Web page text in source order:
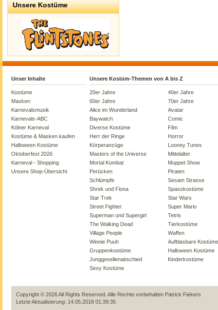
Unsere Kostüme
Unser Inhalte
Kostüme
Masken
Karnevalsmusik
Karnevals-ABC
Kölner Karneval
Kostüme & Masken kaufen
Halloween Kostüme
Oktoberfest 2026
Karneval - Shopping
Unsere Shop-Übersicht
Unsere Kostüm-Themen von A bis Z
20er Jahre
40er Jahre
60er Jahre
70er Jahre
Alice im Wunderland
Avatar
Baywatch
Comic
Diverse Kostüme
Film
Herr der Ringe
Horror
Körperanzüge
Looney Tunes
Masters of the Universe
Mittelalter
Mortal Kombat
Muppet Show
Perücken
Piraten
Schlümpfe
Sesam Strasse
Shrek und Fiona
Spasskostüme
Star Trek
Star Wars
Street Fighter
Super Mario
Superman und Supergirl
Tetris
The Walking Dead
Tierkostüme
Village People
Waffen
Winnie Puuh
Aufblasbare Kostüme
Gruppenkostüme
Halloween Kostüme
Junggesellenabschied
Kinderkostüme
Sexy Kostüme
Copyright © 2026 All Rights Reserved. Alle Rechte vorbehalten Patrick Fiekers
Letzte Aktualisierung: 14.05.2018 01:39:35